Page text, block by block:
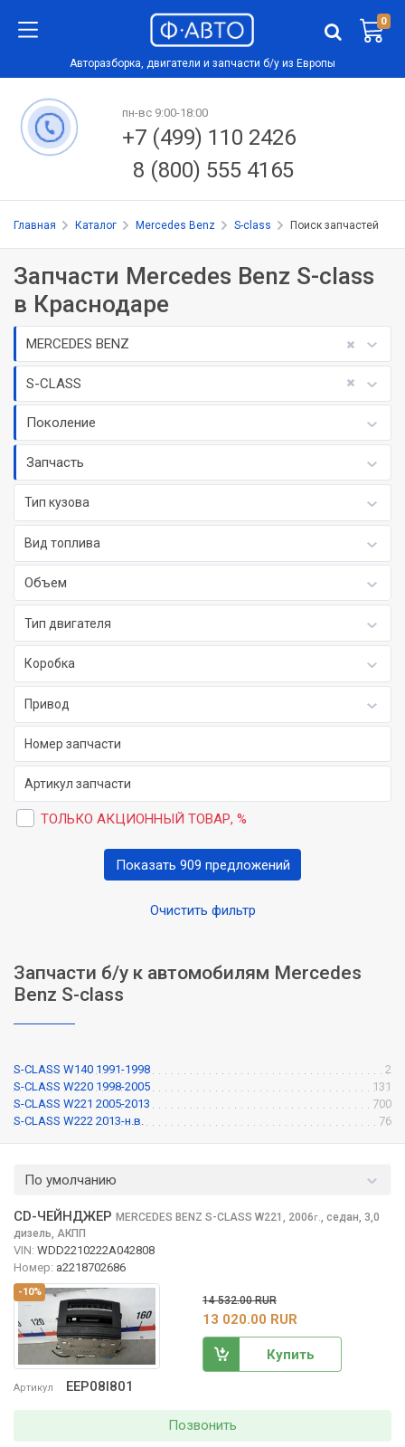
0
Авторазборка, двигатели и запчасти б/у из Европы
пн-вс 9:00-18:00
+7 (499) 110 2426
8 (800) 555 4165
Главная Каталог Mercedes Benz S-class Поиск запчастей
Запчасти Mercedes Benz S-class
в Краснодаре
MERCEDES BENZ
S-CLASS
Поколение
Запчасть
Тип кузова
Вид топлива
Объем
Тип двигателя
Коробка
Привод
ТОЛЬКО АКЦИОННЫЙ ТОВАР, %
Очистить фильтр
Показать 909 предложений
Запчасти б/у к автомобилям Mercedes
Benz S-class
S-CLASS W140 1991-1998
2
S-CLASS W220 1998-2005
131
S-CLASS W221 2005-2013
700
S-CLASS W222 2013-н.в.
76
По умолчанию
-10%
Артикул EEP08I801
CD-ЧЕЙНДЖЕР MERCEDES BENZ S-CLASS W221, 2006г., седан, 3,0
дизель, АКПП
VIN: WDD2210222A042808
Номер: a2218702686
14 532.00 RUR
13 020.00 RUR
Купить
Позвонить